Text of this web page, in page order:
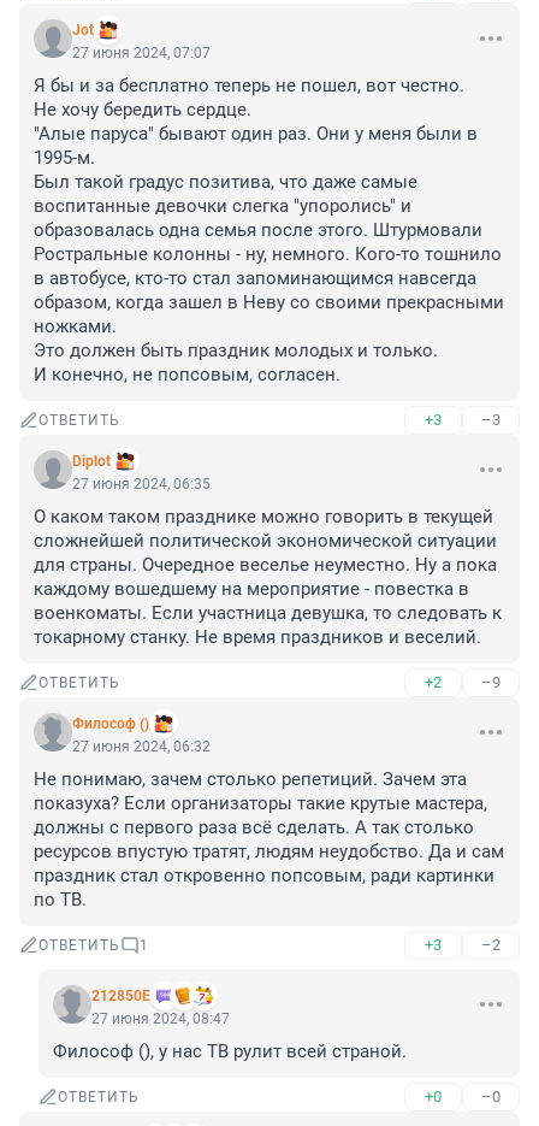
Jot
27 июня 2024, 07:07
Я бы и за бесплатно теперь не пошел, вот честно.
Не хочу бередить сердце.
"Алые паруса" бывают один раз. Они у меня были в
1995-м.
Был такой градус позитива, что даже самые
воспитанные девочки слегка "упоролись" и
образовалась одна семья после этого. Штурмовали
Ростральные колонны - ну, немного. Кого-то тошнило
в автобусе, кто-то стал запоминающимся навсегда
образом, когда зашел в Неву со своими прекрасными
ножками.
Это должен быть праздник молодых и только.
И конечно, не попсовым, согласен.
ОТВЕТИТЬ +3 –3
Diplot
27 июня 2024, 06:35
О каком таком празднике можно говорить в текущей
сложнейшей политической экономической ситуации
для страны. Очередное веселье неуместно. Ну а пока
каждому вошедшему на мероприятие - повестка в
военкоматы. Если участница девушка, то следовать к
токарному станку. Не время праздников и веселий.
ОТВЕТИТЬ +2 –9
Философ ()
27 июня 2024, 06:32
Не понимаю, зачем столько репетиций. Зачем эта
показуха? Если организаторы такие крутые мастера,
должны с первого раза всё сделать. А так столько
ресурсов впустую тратят, людям неудобство. Да и сам
праздник стал откровенно попсовым, ради картинки
по ТВ.
ОТВЕТИТЬ 1 +3 –2
212850Е
27 июня 2024, 08:47
Философ (), у нас ТВ рулит всей страной.
ОТВЕТИТЬ +0 –0